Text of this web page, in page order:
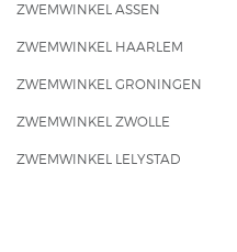
ZWEMWINKEL ASSEN
ZWEMWINKEL HAARLEM
ZWEMWINKEL GRONINGEN
ZWEMWINKEL ZWOLLE
ZWEMWINKEL LELYSTAD